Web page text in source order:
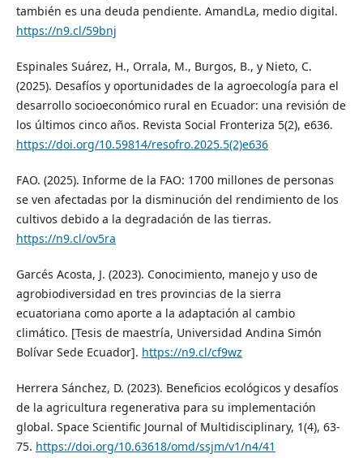
también es una deuda pendiente. AmandLa, medio digital.
https://n9.cl/59bnj
Espinales Suárez, H., Orrala, M., Burgos, B., y Nieto, C.
(2025). Desafíos y oportunidades de la agroecología para el
desarrollo socioeconómico rural en Ecuador: una revisión de
los últimos cinco años. Revista Social Fronteriza 5(2), e636.
https://doi.org/10.59814/resofro.2025.5(2)e636
FAO. (2025). Informe de la FAO: 1700 millones de personas
se ven afectadas por la disminución del rendimiento de los
cultivos debido a la degradación de las tierras.
https://n9.cl/ov5ra
Garcés Acosta, J. (2023). Conocimiento, manejo y uso de
agrobiodiversidad en tres provincias de la sierra
ecuatoriana como aporte a la adaptación al cambio
climático. [Tesis de maestría, Universidad Andina Simón
Bolívar Sede Ecuador]. https://n9.cl/cf9wz
Herrera Sánchez, D. (2023). Beneficios ecológicos y desafíos
de la agricultura regenerativa para su implementación
global. Space Scientific Journal of Multidisciplinary, 1(4), 63-
75. https://doi.org/10.63618/omd/ssjm/v1/n4/41